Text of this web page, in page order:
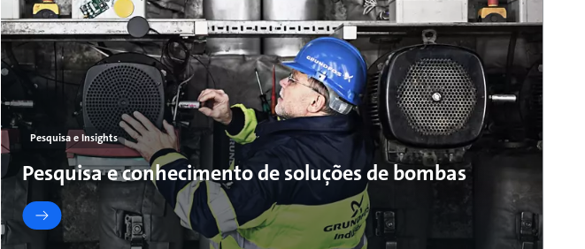
Pesquisa e Insights
Pesquisa e conhecimento de soluções de bombas